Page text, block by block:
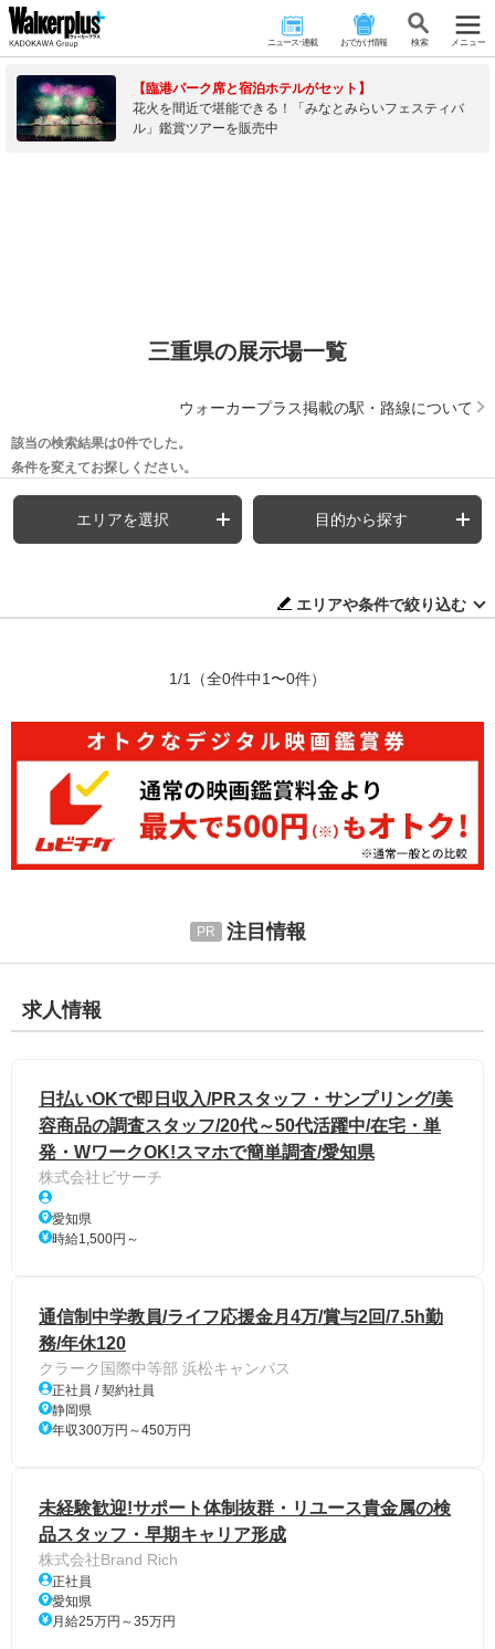
ニュース･連載 おでかけ情報 検 索 メニュー
【臨港パーク席と宿泊ホテルがセット】
花火を間近で堪能できる！「みなとみらいフェスティバ
ル」鑑賞ツアーを販売中
三重県の展示場一覧
ウォーカープラス掲載の駅・路線について
該当の検索結果は0件でした。
条件を変えてお探しください。
エリアを選択 目的から探す
エリアや条件で絞り込む
1/1 （全0件中1〜0件）
注目情報
求人情報
日払いOKで即日収入/PRスタッフ・サンプリング/美
容商品の調査スタッフ/20代～50代活躍中/在宅・単
発・WワークOK!スマホで簡単調査/愛知県
株式会社ビサーチ
愛知県
時給1,500円～
通信制中学教員/ライフ応援金月4万/賞与2回/7.5h勤
務/年休120
クラーク国際中等部 浜松キャンパス
正社員 / 契約社員
静岡県
年収300万円～450万円
未経験歓迎!サポート体制抜群・リユース貴金属の検
品スタッフ・早期キャリア形成
株式会社Brand Rich
正社員
愛知県
月給25万円～35万円